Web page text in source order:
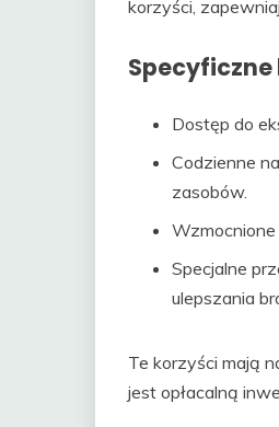
korzyści,
Dostęp do
Codzienne
zasobów.
Specjalne
ulepszania
Te korzyści mają
jest opłacalną